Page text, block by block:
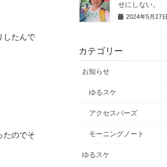
したんで
たのでそ
せにしない。
2024年5月27日
カテゴリー
お知らせ
ゆるスケ
アクセスバーズ
モーニングノート
ゆるスケ